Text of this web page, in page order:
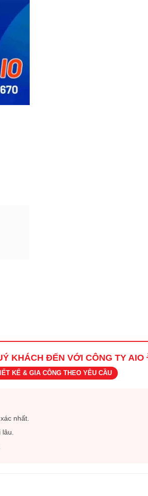
KHÁCH ĐẾN VỚI CÔNG TY AIO
KẾ & GIA CÔNG THEO YÊU CẦU
nhất.
lâu.